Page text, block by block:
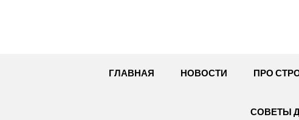
ГЛАВНАЯ НОВОСТИ ПРО
СОВЕТЫ